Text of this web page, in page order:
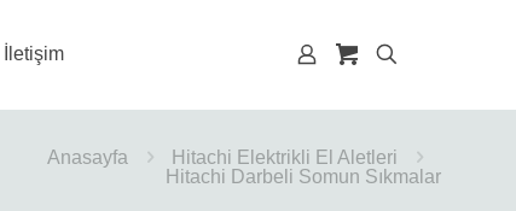
İletişim
Anasayfa
Hitachi Elektrikli El Aletleri
Hitachi Darbeli Somun Sıkmalar